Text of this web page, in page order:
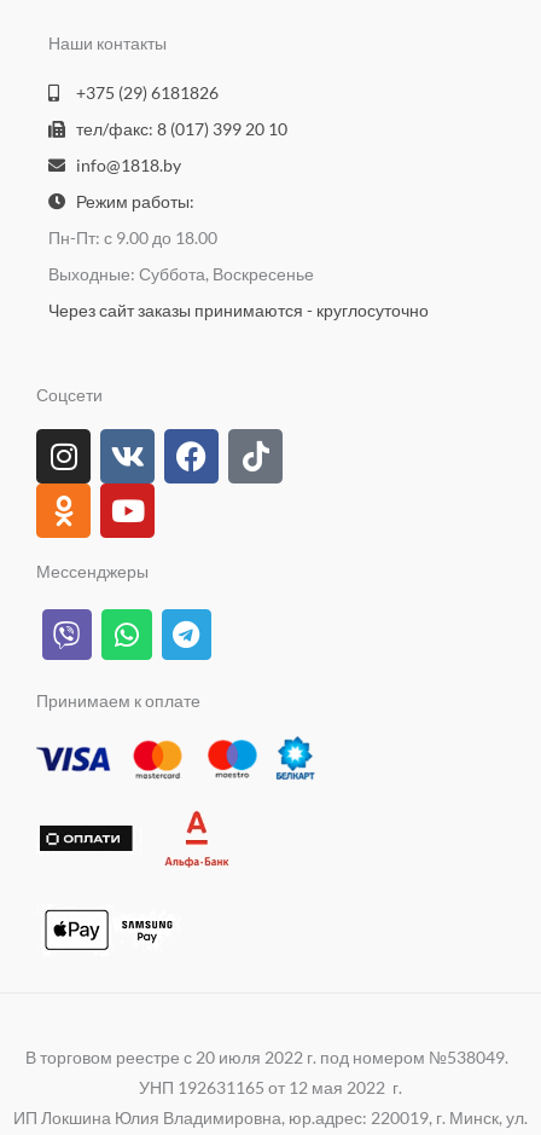
Наши контакты
+375 (29) 6181826
тел/факс: 8 (017) 399 20 10
info@1818.by
Режим работы:
Пн-Пт: с 9.00 до 18.00
Выходные: Суббота, Воскресенье
Через сайт заказы принимаются - круглосуточно
Соцсети
I
n
s
t
a
r
a
V
k
F
a
o
k
T
i
O
d
n
o
k
a
s
n
i
k
Y
o
u
t
u
b
e
Мессенджеры
V
i
e
W
h
t
a
p
T
e
e
m
Принимаем к оплате
В торговом реестре с 20 июля 2022 г. под номером №538049.
УНП 192631165 от 12 мая 2022 г.
ИП Локшина Юлия Владимировна, юр.адрес: 220019, г. Минск, ул.